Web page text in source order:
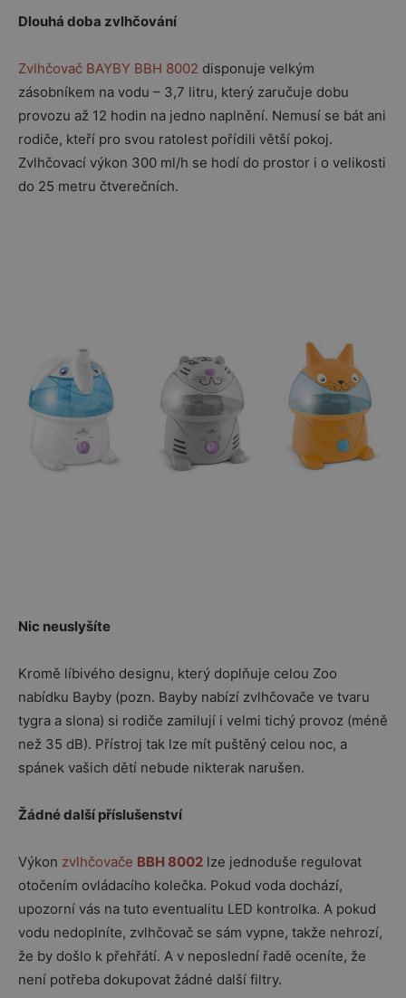
Dlouhá doba zvlhčování
Zvlhčovač BAYBY BBH 8002 disponuje velkým
zásobníkem na vodu – 3,7 litru, který zaručuje dobu
provozu až 12 hodin na jedno naplnění. Nemusí se bát ani
rodiče, kteří pro svou ratolest pořídili větší pokoj.
Zvlhčovací výkon 300 ml/h se hodí do prostor i o velikosti
do 25 metru čtverečních.
Nic neuslyšíte
Kromě líbivého designu, který doplňuje celou Zoo
nabídku Bayby (pozn. Bayby nabízí zvlhčovače ve tvaru
tygra a slona) si rodiče zamilují i velmi tichý provoz (méně
než 35 dB). Přístroj tak lze mít puštěný celou noc, a
spánek vašich dětí nebude nikterak narušen.
Žádné další příslušenství
Výkon zvlhčovače BBH 8002 lze jednoduše regulovat
otočením ovládacího kolečka. Pokud voda dochází,
upozorní vás na tuto eventualitu LED kontrolka. A pokud
vodu nedoplníte, zvlhčovač se sám vypne, takže nehrozí,
že by došlo k přehřátí. A v neposlední řadě oceníte, že
není potřeba dokupovat žádné další filtry.